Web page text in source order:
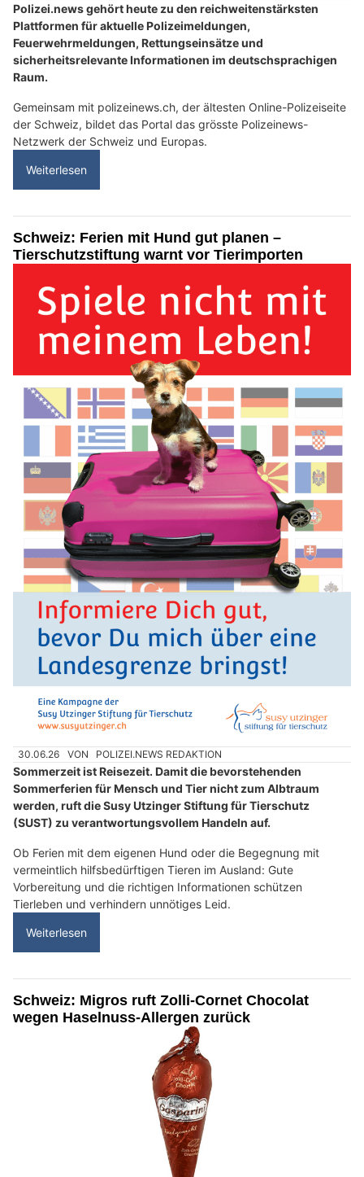
Polizei.news gehört heute zu den reichweitenstärksten
Plattformen für aktuelle Polizeimeldungen,
Feuerwehrmeldungen, Rettungseinsätze und
sicherheitsrelevante Informationen im deutschsprachigen
Raum.
Gemeinsam mit polizeinews.ch, der ältesten Online-Polizeiseite
der Schweiz, bildet das Portal das grösste Polizeinews-
Netzwerk der Schweiz und Europas.
Weiterlesen
Schweiz: Ferien mit Hund gut planen –
Tierschutzstiftung warnt vor Tierimporten
30.06.26 VON POLIZEI.NEWS REDAKTION
Sommerzeit ist Reisezeit. Damit die bevorstehenden
Sommerferien für Mensch und Tier nicht zum Albtraum
werden, ruft die Susy Utzinger Stiftung für Tierschutz
(SUST) zu verantwortungsvollem Handeln auf.
Ob Ferien mit dem eigenen Hund oder die Begegnung mit
vermeintlich hilfsbedürftigen Tieren im Ausland: Gute
Vorbereitung und die richtigen Informationen schützen
Tierleben und verhindern unnötiges Leid.
Weiterlesen
Schweiz: Migros ruft Zolli-Cornet Chocolat
wegen Haselnuss-Allergen zurück